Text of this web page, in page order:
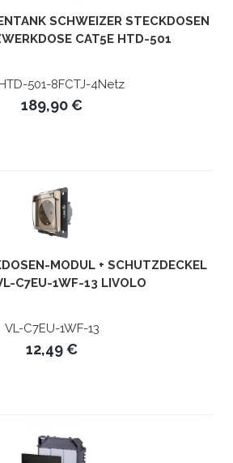
SCHWEIZER STECKDOSEN
CAT5E HTD-501
501-8FCTJ-4Netz
189,90 €
MODUL + SCHUTZDECKEL
C7EU-1WF-13 LIVOLO
VL-C7EU-1WF-13
12,49 €